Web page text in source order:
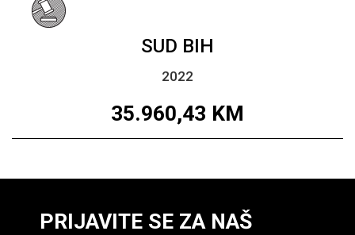
SUD BIH
2022
35.960,43 KM
PRIJAVITE SE ZA NAŠ